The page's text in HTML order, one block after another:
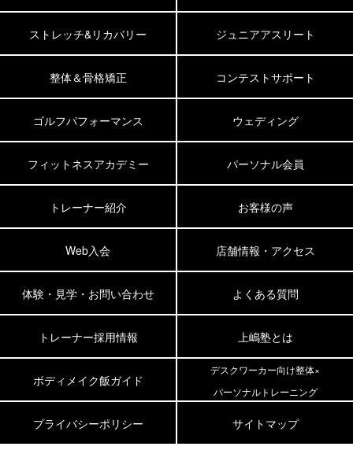
ストレッチ&リカバリー ジュニアアスリート
整体＆骨格矯正 コンテストサポート
ゴルフパフォーマンス ウェディング
フィットネスアカデミー パーソナル会員
トレーナー紹介 お客様の声
Web入会 店舗情報・アクセス
体験・見学・お問い合わせ よくある質問
トレーナー採用情報 上嶋塾とは
ボディメイク飯ガイド
デスクワーカー向け整体×
パーソナルトレーニング
プライバシーポリシー サイトマップ